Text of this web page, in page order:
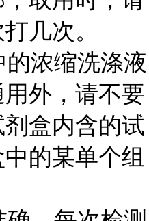
几次。
的浓缩洗涤液
外，请不要
盒内含的试
的某单个组